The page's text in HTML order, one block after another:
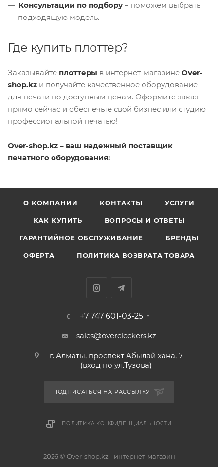
Консультации по подбору – поможем выбрать
подходящую модель.
Где купить плоттер?
Заказывайте плоттеры в интернет-магазине Over-
shop.kz и получайте качественное оборудование
для печати по доступным ценам. Оформите заказ
прямо сейчас и обеспечьте свой бизнес или студию
профессиональной печатью!
Over-shop.kz – ваш надежный поставщик
печатного оборудования!
О КОМПАНИИ КОНТАКТЫ УСЛУГИ
КАК КУПИТЬ ВОПРОСЫ И ОТВЕТЫ
ГАРАНТИЙНОЕ ОБСЛУЖИВАНИЕ БРЕНДЫ
ОФЕРТА ПОЛИТИКА ВОЗВРАТА ТОВАРА
+7 747 601-03-25
sales@overclockers.kz
г. Алматы, проспект Абылай хана, 7
(вход по ул.Тузова)
ПОДПИСАТЬСЯ НА РАССЫЛКУ
ПОЛИТИКА КОНФИДЕНЦИАЛЬНОСТИ
2026 © Over-shop.kz - интернет-магазин